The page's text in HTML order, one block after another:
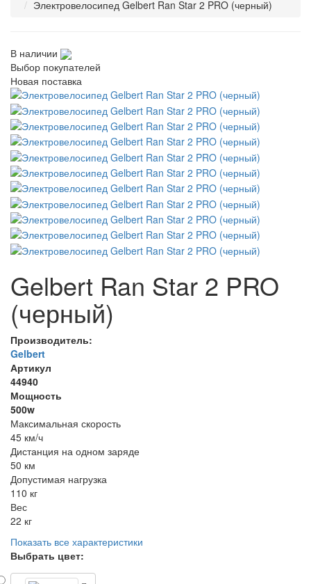
Электровелосипед Gelbert Ran Star 2 PRO (черный)
В наличии
Выбор покупателей
Новая поставка
Gelbert Ran Star 2 PRO
(черный)
Производитель:
Gelbert
Артикул
44940
Мощность
500w
Максимальная скорость
45 км/ч
Дистанция на одном заряде
50 км
Допустимая нагрузка
110 кг
Вес
22 кг
Показать все характеристики
Выбрать цвет: